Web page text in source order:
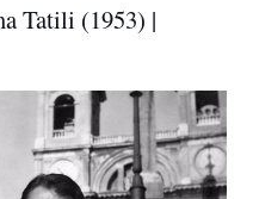
Tatili (1953) |